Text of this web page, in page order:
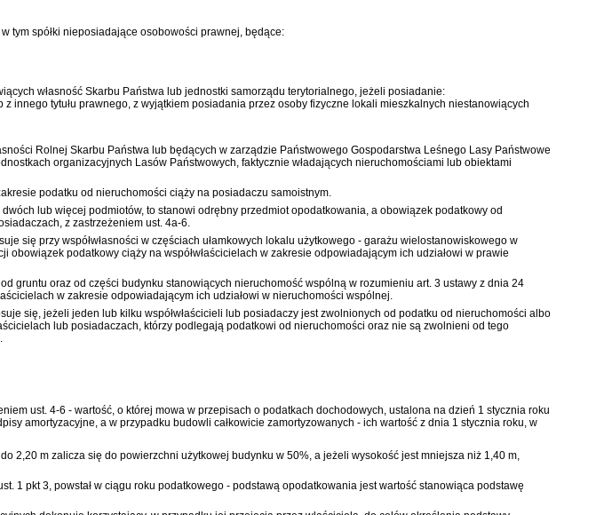
tym spółki nieposiadające osobowości prawnej, będące:
własność Skarbu Państwa lub jednostki samorządu terytorialnego, jeżeli posiadanie:
innego tytułu prawnego, z wyjątkiem posiadania przez osoby fizyczne lokali mieszkalnych niestanowiących
Rolnej Skarbu Państwa lub będących w zarządzie Państwowego Gospodarstwa Leśnego Lasy Państwowe
organizacyjnych Lasów Państwowych, faktycznie władających nieruchomościami lub obiektami
podatku od nieruchomości ciąży na posiadaczu samoistnym.
lub więcej podmiotów, to stanowi odrębny przedmiot opodatkowania, a obowiązek podatkowy od
z zastrzeżeniem ust. 4a-6.
się przy współwłasności w częściach ułamkowych lokalu użytkowego - garażu wielostanowiskowego w
podatkowy ciąży na współwłaścicielach w zakresie odpowiadającym ich udziałowi w prawie
gruntu oraz od części budynku stanowiących nieruchomość wspólną w rozumieniu art. 3 ustawy z dnia 24
w zakresie odpowiadającym ich udziałowi w nieruchomości wspólnej.
się, jeżeli jeden lub kilku współwłaścicieli lub posiadaczy jest zwolnionych od podatku od nieruchomości albo
lub posiadaczach, którzy podlegają podatkowi od nieruchomości oraz nie są zwolnieni od tego
ust. 4-6 - wartość, o której mowa w przepisach o podatkach dochodowych, ustalona na dzień 1 stycznia roku
amortyzacyjne, a w przypadku budowli całkowicie zamortyzowanych - ich wartość z dnia 1 stycznia roku, w
2,20 m zalicza się do powierzchni użytkowej budynku w 50%, a jeżeli wysokość jest mniejsza niż 1,40 m,
1 pkt 3, powstał w ciągu roku podatkowego - podstawą opodatkowania jest wartość stanowiąca podstawę